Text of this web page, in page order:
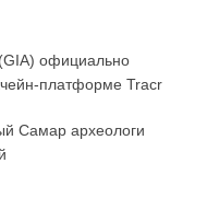
официально
платформе Tracr
Самар археологи